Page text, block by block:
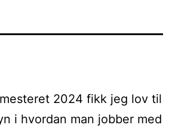
2024 fikk jeg lov til
i hvordan man jobber med